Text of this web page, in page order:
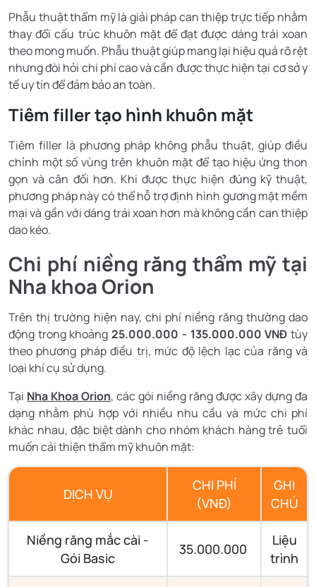
Phẫu thuật thẩm mỹ là giải pháp can thiệp trực tiếp nhằm
thay đổi cấu trúc khuôn mặt để đạt được dáng trái xoan
theo mong muốn. Phẫu thuật giúp mang lại hiệu quả rõ rệt
nhưng đòi hỏi chi phí cao và cần được thực hiện tại cơ sở y
tế uy tín để đảm bảo an toàn.
Tiêm filler tạo hình khuôn mặt
Tiêm filler là phương pháp không phẫu thuật, giúp điều
chỉnh một số vùng trên khuôn mặt để tạo hiệu ứng thon
gọn và cân đối hơn. Khi được thực hiện đúng kỹ thuật,
phương pháp này có thể hỗ trợ định hình gương mặt mềm
mại và gần với dáng trái xoan hơn mà không cần can thiệp
dao kéo.
Chi phí niềng răng thẩm mỹ tại
Nha khoa Orion
Trên thị trường hiện nay, chi phí niềng răng thường dao
động trong khoảng25.000.000 - 135.000.000 VNĐ tùy
theo phương pháp điều trị, mức độ lệch lạc của răng và
loại khí cụ sử dụng.
Tại Nha Khoa Orion, các gói niềng răng được xây dựng đa
dạng nhằm phù hợp với nhiều nhu cầu và mức chi phí
khác nhau, đặc biệt dành cho nhóm khách hàng trẻ tuổi
muốn cải thiện thẩm mỹ khuôn mặt:
DỊCH VỤ
CHI PHÍ
(VNĐ)
GHI
CHÚ
Niềng răng mắc cài -
Gói Basic
35.000.000
Liệu
trình